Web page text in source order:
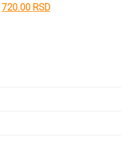
Originalna
720.00 RSDTrenutna